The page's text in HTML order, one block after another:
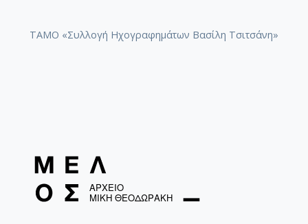
ΤΑΜΟ «Συλλογή Ηχογραφημάτων Βασίλη Τσιτσάνη»